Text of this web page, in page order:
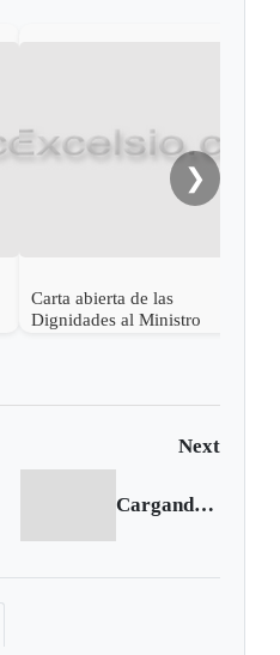
Carta abierta de las
Dignidades al Ministro
❯
Next
Cargando siguiente...